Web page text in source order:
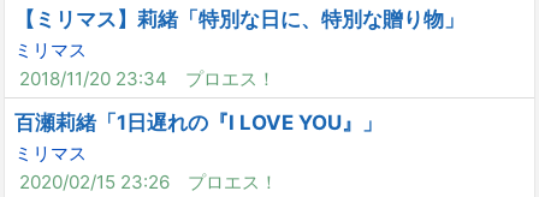
【ミリマス】莉緒「特別な日に、特別な贈り物」
ミリマス
2018/11/20 23:34
プロエス！
百瀬莉緒「1日遅れの『I LOVE YOU』」
ミリマス
2020/02/15 23:26
プロエス！